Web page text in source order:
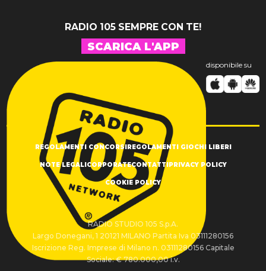
RADIO 105 SEMPRE CON TE!
SCARICA L'APP
disponibile su
REGOLAMENTI CONCORSI REGOLAMENTI GIOCHI LIBERI
NOTE LEGALI CORPORATECONTATTI PRIVACY POLICY
COOKIE POLICY
RADIO STUDIO 105 S.p.A.
Largo Donegani, 1 20121 MILANO Partita Iva 03111280156
Iscrizione Reg. Imprese di Milano n. 03111280156 Capitale
Sociale: € 780.000,00 i.v.